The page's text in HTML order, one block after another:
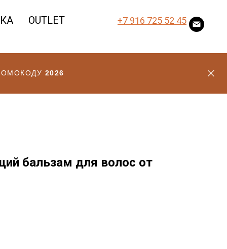
OUTLET +7 916 725 52 45
2026
бальзам для волос от